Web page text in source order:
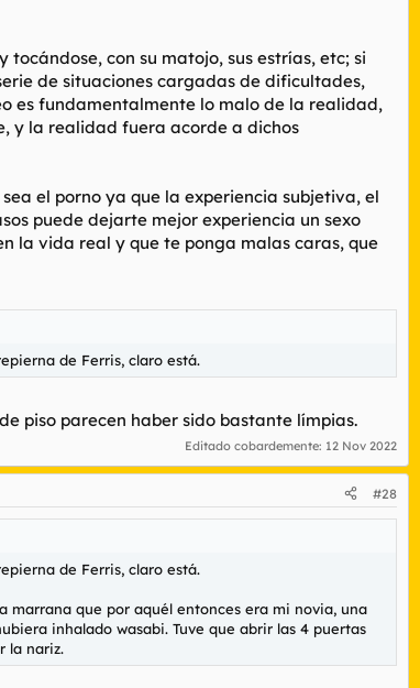
con su matojo, sus estrías, etc; si
de situaciones cargadas de dificultades,
es fundamentalmente lo malo de la realidad,
y la realidad fuera acorde a dichos
el porno ya que la experiencia subjetiva, el
puede dejarte mejor experiencia un sexo
la vida real y que te ponga malas caras, que
de Ferris, claro está.
piso parecen haber sido bastante límpias.
Editado cobardemente: 12 Nov 2022
#28
de Ferris, claro está.
marrana que por aquél entonces era mi novia, una
inhalado wasabi. Tuve que abrir las 4 puertas
la nariz.